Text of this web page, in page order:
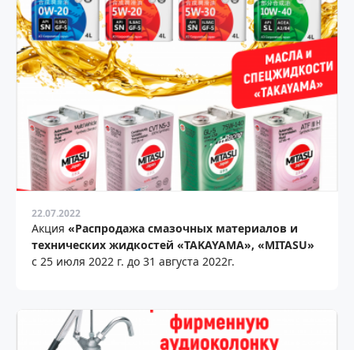
22.07.2022
Акция «Распродажа смазочных материалов и
технических жидкостей «TAKAYAMA», «MITASU»
с 25 июля 2022 г. до 31 августа 2022г.